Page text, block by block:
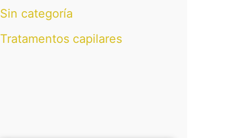
Sin categoría
Tratamentos capilares